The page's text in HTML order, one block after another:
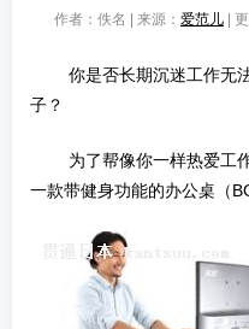
作者：佚名 | 来源： 爱范儿 |
你是否长期沉迷工作无
子？
为了帮像你一样热爱工
一款带健身功能的办公桌（